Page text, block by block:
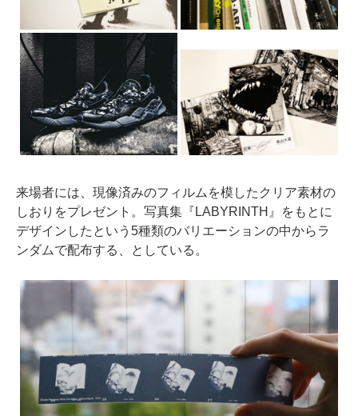
来場者には、現像済みのフィルムを模したクリア素材の
しおりをプレゼント。写真集『LABYRINTH』をもとに
デザインしたという5種類のバリエーションの中からラ
ンダムで配布する、としている。